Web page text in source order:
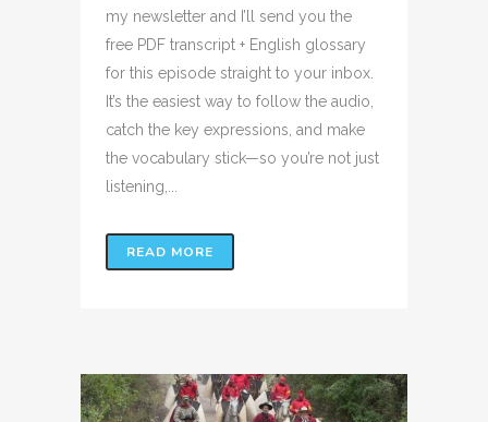
my newsletter and I’ll send you the
free PDF transcript + English glossary
for this episode straight to your inbox.
It’s the easiest way to follow the audio,
catch the key expressions, and make
the vocabulary stick—so you’re not just
listening,...
READ MORE